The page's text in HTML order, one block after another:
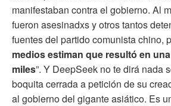
manifestaban contra el gobierno. Al
fueron asesinadxs y otros tantos
fuentes del partido comunista chino,
medios estiman que resultó en
miles”. Y DeepSeek no te dirá nada
boquita cerrada a petición de su
al gobierno del gigante asiático. Es